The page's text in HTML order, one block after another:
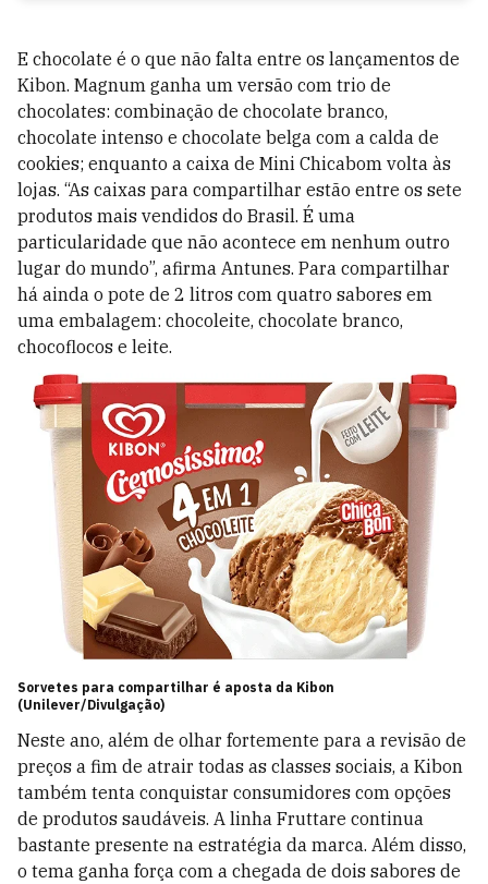
E chocolate é o que não falta entre os lançamentos de
Kibon. Magnum ganha um versão com trio de
chocolates: combinação de chocolate branco,
chocolate intenso e chocolate belga com a calda de
cookies; enquanto a caixa de Mini Chicabom volta às
lojas. “As caixas para compartilhar estão entre os sete
produtos mais vendidos do Brasil. É uma
particularidade que não acontece em nenhum outro
lugar do mundo”, afirma Antunes. Para compartilhar
há ainda o pote de 2 litros com quatro sabores em
uma embalagem: chocoleite, chocolate branco,
chocoflocos e leite.
Sorvetes para compartilhar é aposta da Kibon
(Unilever/Divulgação)
Neste ano, além de olhar fortemente para a revisão de
preços a fim de atrair todas as classes sociais, a Kibon
também tenta conquistar consumidores com opções
de produtos saudáveis. A linha Fruttare continua
bastante presente na estratégia da marca. Além disso,
o tema ganha força com a chegada de dois sabores de